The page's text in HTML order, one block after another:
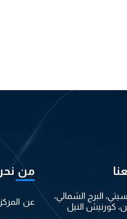
سيتي، البرج الشمالي،
كورنيش النيل
من
عن المركز